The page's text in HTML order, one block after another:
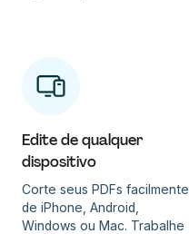
Edite de qualquer
dispositivo
Corte seus PDFs facilmente
de iPhone, Android,
Windows ou Mac. Trabalhe